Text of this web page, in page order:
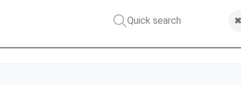
Quick search